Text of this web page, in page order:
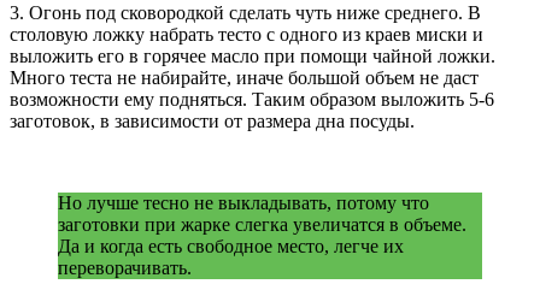
3. Огонь под сковородкой сделать чуть ниже среднего. В
столовую ложку набрать тесто с одного из краев миски и
выложить его в горячее масло при помощи чайной ложки.
Много теста не набирайте, иначе большой объем не даст
возможности ему подняться. Таким образом выложить 5-6
заготовок, в зависимости от размера дна посуды.
Но лучше тесно не выкладывать, потому что
заготовки при жарке слегка увеличатся в объеме.
Да и когда есть свободное место, легче их
переворачивать.